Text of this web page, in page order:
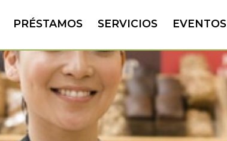
PRÉSTAMOS SERVICIOS EVENTOS